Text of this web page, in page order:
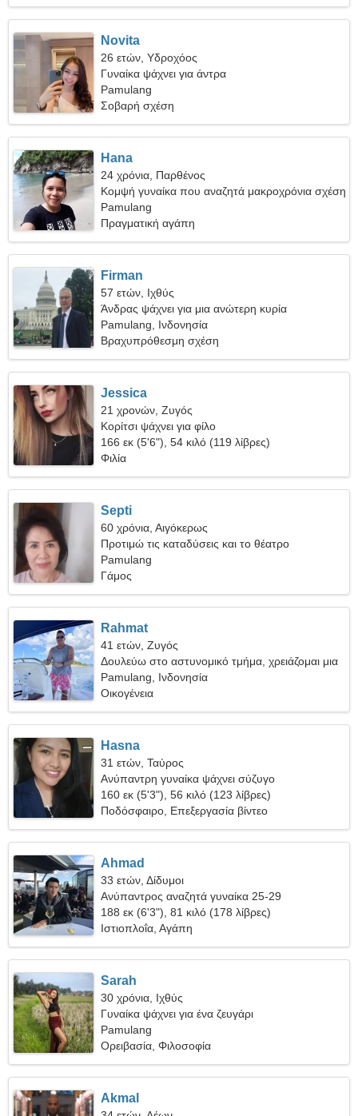
Novita
26 ετών, Υδροχόος
Γυναίκα ψάχνει για άντρα
Pamulang
Σοβαρή σχέση
Hana
24 χρόνια, Παρθένος
Κομψή γυναίκα που αναζητά μακροχρόνια σχέση
Pamulang
Πραγματική αγάπη
Firman
57 ετών, Ιχθύς
Άνδρας ψάχνει για μια ανώτερη κυρία
Pamulang, Ινδονησία
Βραχυπρόθεσμη σχέση
Jessica
21 χρονών, Ζυγός
Κορίτσι ψάχνει για φίλο
166 εκ (5'6"), 54 κιλό (119 λίβρες)
Φιλία
Septi
60 χρόνια, Αιγόκερως
Προτιμώ τις καταδύσεις και το θέατρο
Pamulang
Γάμος
Rahmat
41 ετών, Ζυγός
Δουλεύω στο αστυνομικό τμήμα, χρειάζομαι μια
καταπληκτική γυναίκα
Pamulang, Ινδονησία
Οικογένεια
Hasna
31 ετών, Ταύρος
Ανύπαντρη γυναίκα ψάχνει σύζυγο
160 εκ (5'3"), 56 κιλό (123 λίβρες)
Ποδόσφαιρο, Επεξεργασία βίντεο
Ahmad
33 ετών, Δίδυμοι
Ανύπαντρος αναζητά γυναίκα 25-29
188 εκ (6'3"), 81 κιλό (178 λίβρες)
Ιστιοπλοΐα, Αγάπη
Sarah
30 χρόνια, Ιχθύς
Γυναίκα ψάχνει για ένα ζευγάρι
Pamulang
Ορειβασία, Φιλοσοφία
Akmal